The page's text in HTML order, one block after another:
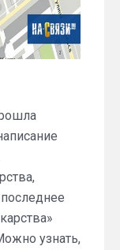
узнать,